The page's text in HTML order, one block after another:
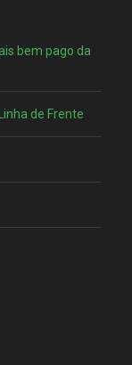
bem pago da
de Frente